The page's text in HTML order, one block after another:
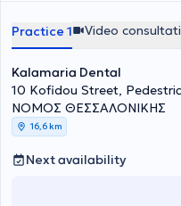
Practice 1 Video
Kalamaria Dental
10 Kofidou Street,
ΝΟΜΟΣ ΘΕΣΣΑΛΟΝΙΚΗΣ
16,6 km
Next availability